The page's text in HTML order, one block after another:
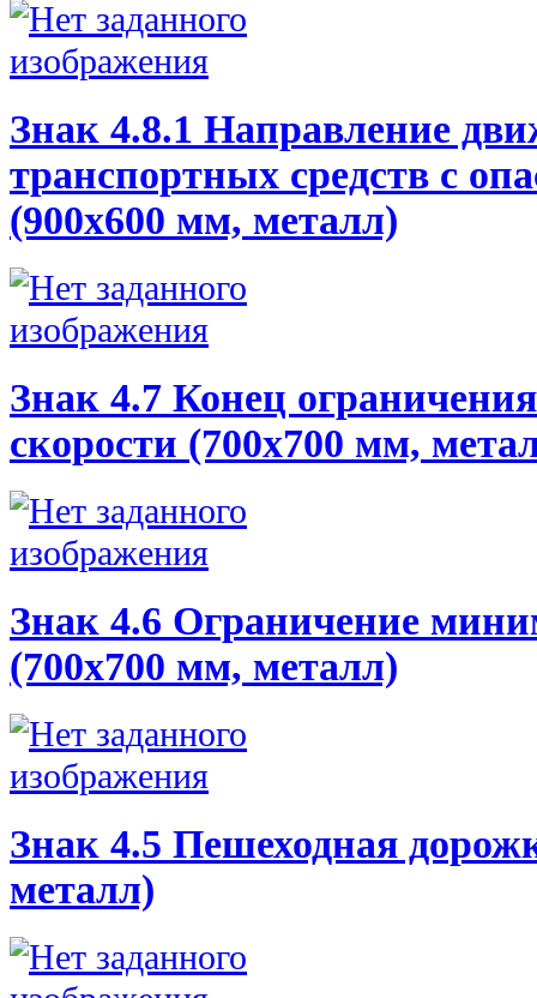
Знак 4.8.1 Направление
транспортных средств с
(900х600 мм, металл)
Знак 4.7 Конец
скорости (700х700 мм,
Знак 4.6 Ограничение
(700х700 мм, металл)
Знак 4.5 Пешеходная
металл)